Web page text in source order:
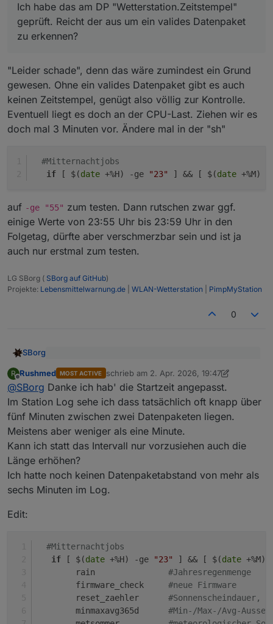
sollte man aber nicht "just-for-fun" einfach mal
so machen, denn wie der Name sagt, er stellt
damit alles auf "0" zurück.
Ich habe das am DP "Wetterstation.Zeitstempel"
geprüft. Reicht der aus um ein valides Datenpaket
zu erkennen?
"Leider schade", denn das wäre zumindest ein Grund
gewesen. Ohne ein valides Datenpaket gibt es auch
keinen Zeitstempel, genügt also völlig zur Kontrolle.
Eventuell liegt es doch an der CPU-Last. Ziehen wir es
doch mal 3 Minuten vor. Ändere mal in der "sh"
#Mitternachtjobs
if [ $(date +%H) -ge "23" ] && [ $(date +%M)
auf -ge "55" zum testen. Dann rutschen zwar ggf.
einige Werte von 23:55 Uhr bis 23:59 Uhr in den
Folgetag, dürfte aber verschmerzbar sein und ist ja
auch nur erstmal zum testen.
LG SBorg ( SBorg auf GitHub)
Projekte: Lebensmittelwarnung.de WLAN-Wetterstation PimpMyStation
0
SBorg
Ich habe mit den Daten aus der InfluxDB geprüft ob
zu den jeweiligen Zeiten in denen der Reset hätte
stattfinden sollen Daten in der DB ankamen.
Das sieht zu allen Ereigissen die bisher auftraten
gut aus. Es kamen in dem Zeitraum immer mehrere
Pakete an.
Ich habe das am DP "Wetterstation.Zeitstempel"
geprüft. Reicht der aus um ein valides Datenpaket
zu erkennen?
"Leider schade", denn das wäre zumindest ein Grund
gewesen. Ohne ein valides Datenpaket gibt es auch
keinen Zeitstempel, genügt also völlig zur Kontrolle.
Eventuell liegt es doch an der CPU-Last. Ziehen wir es
doch mal 3 Minuten vor. Ändere mal in der "sh"
  #Mitternachtjobs
auf-ge "55"zum testen. Dann rutschen zwar ggf.
einige Werte von 23:55 Uhr bis 23:59 Uhr in den
Folgetag, dürfte aber verschmerzbar sein und ist ja auch
nur erstmal zum testen.
R
Offline
Rushmed MOST ACTIVE schrieb am 2. Apr. 2026, 19:47
zuletzt editiert von Rushmed4. Feb. 2026,
@SBorg Danke ich hab' die Startzeit angepasst.
Im Station Log sehe ich dass tatsächlich oft knapp über
fünf Minuten zwischen zwei Datenpaketen liegen.
Meistens aber weniger als eine Minute.
Kann ich statt das Intervall nur vorzusiehen auch die
Länge erhöhen?
Ich hatte noch keinen Datenpaketabstand von mehr als
sechs Minuten im Log.
Edit:
#Mitternachtjobs
if [ $(date +%H) -ge "23" ] && [ $(date
        rain
#Jahresregenmenge
        firmware_check
#neue Firmware
        reset_zaehler
#Sonnenscheindauer,
        minmaxavg365d
#Min-/Max-/Avg-